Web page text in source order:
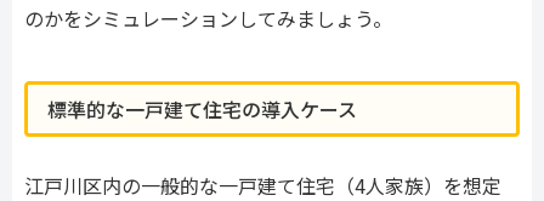
のかをシミュレーションしてみましょう。
標準的な一戸建て住宅の導入ケース
江戸川区内の一般的な一戸建て住宅（4人家族）を想定